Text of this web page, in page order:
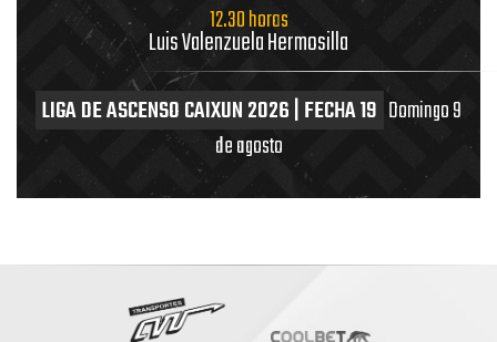
12.30 horas
Luis Valenzuela Hermosilla
LIGA DE ASCENSO CAIXUN 2026 | FECHA 19 Domingo 9
de agosto